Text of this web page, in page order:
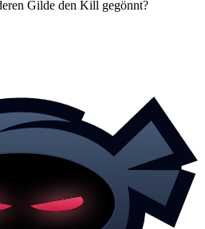
Gilde den Kill gegönnt?